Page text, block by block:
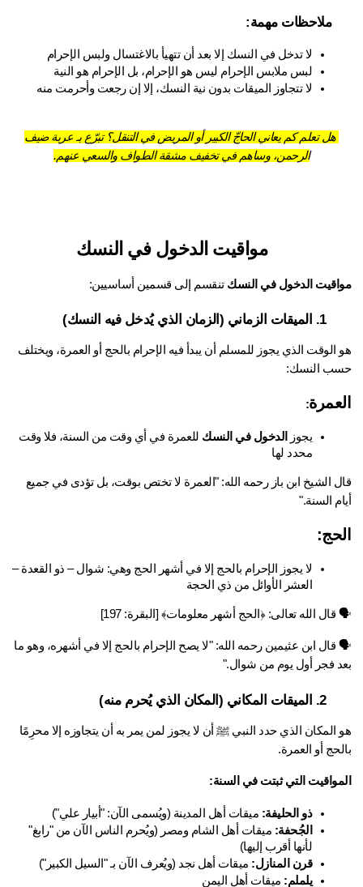
ملاحظات مهمة:
لا تدخل في النسك إلا بعد أن تتهيأ بالاغتسال ولبس الإحرام
لبس ملابس الإحرام ليس هو الإحرام، بل الإحرام هو النية
لا تتجاوز الميقات بدون نية النسك، إلا إن رجعت وأحرمت منه
هل تعلم كم يعاني الحاجّ الكبير أو المريض في التنقل؟ تبرّع بـ عربة ضيف
الرحمن، وساهم في تخفيف مشقة الطواف والسعي عنهم.
مواقيت الدخول في النسك
الدخول في النسك تنقسم إلى قسمين أساسيين:
الميقات الزماني (الزمان الذي يُدخل فيه النسك)
هو الوقت الذي يجوز للمسلم أن يبدأ فيه الإحرام بالحج أو العمرة، ويختلف
النسك:
:
يجوز الدخول في النسك
للعمرة في أي وقت من السنة، فلا وقت
محدد لها
قال الشيخ ابن باز رحمه الله: "العمرة لا تختص بوقت، بل تؤدى في جميع
السنة."
لا يجوز الإحرام بالحج إلا في أشهر الحج وهي: شوال – ذو القعدة –
العشر الأوائل من ذي الحجة
الله تعالى: ﴿الحج أشهر معلومات﴾ [البقرة: 197]
🗣 قال ابن عثيمين رحمه الله: "لا يصح الإحرام بالحج إلا في أشهره، وهو ما
فجر أول يوم من شوال."
الميقات المكاني (المكان الذي يُحرم منه)
هو المكان الذي حدد النبي ﷺ أن لا يجوز لمن يمر به أن يتجاوزه إلا محرِمًا
أو العمرة.
التي ثبتت في السنة:
ذو الحليفة: ميقات أهل المدينة (ويُسمى الآن: "أبيار علي")
الجُحفة:
ميقات أهل الشام ومصر (ويُحرم الناس الآن من "رابغ"
لأنها أقرب إليها)
قرن المنازل: ميقات أهل نجد (ويُعرف الآن بـ "السيل الكبير")
يلملم: ميقات أهل اليمن